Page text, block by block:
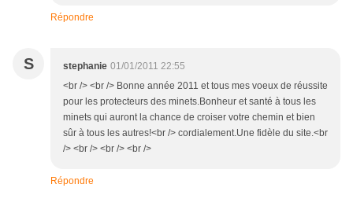
Répondre
S stephanie 01/01/2011 22:55
<br /> <br /> Bonne année 2011 et tous mes voeux de réussite
pour les protecteurs des minets.Bonheur et santé à tous les
minets qui auront la chance de croiser votre chemin et bien
sûr à tous les autres!<br /> cordialement.Une fidèle du site.<br
/> <br /> <br /> <br />
Répondre